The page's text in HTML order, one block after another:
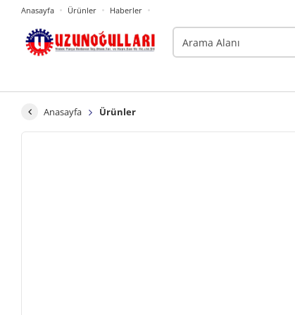
Anasayfa Ürünler Haberler
Anasayfa Ürünler